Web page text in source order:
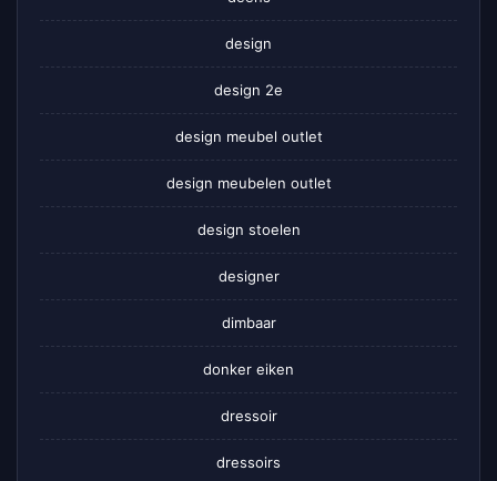
design
design 2e
design meubel outlet
design meubelen outlet
design stoelen
designer
dimbaar
donker eiken
dressoir
dressoirs